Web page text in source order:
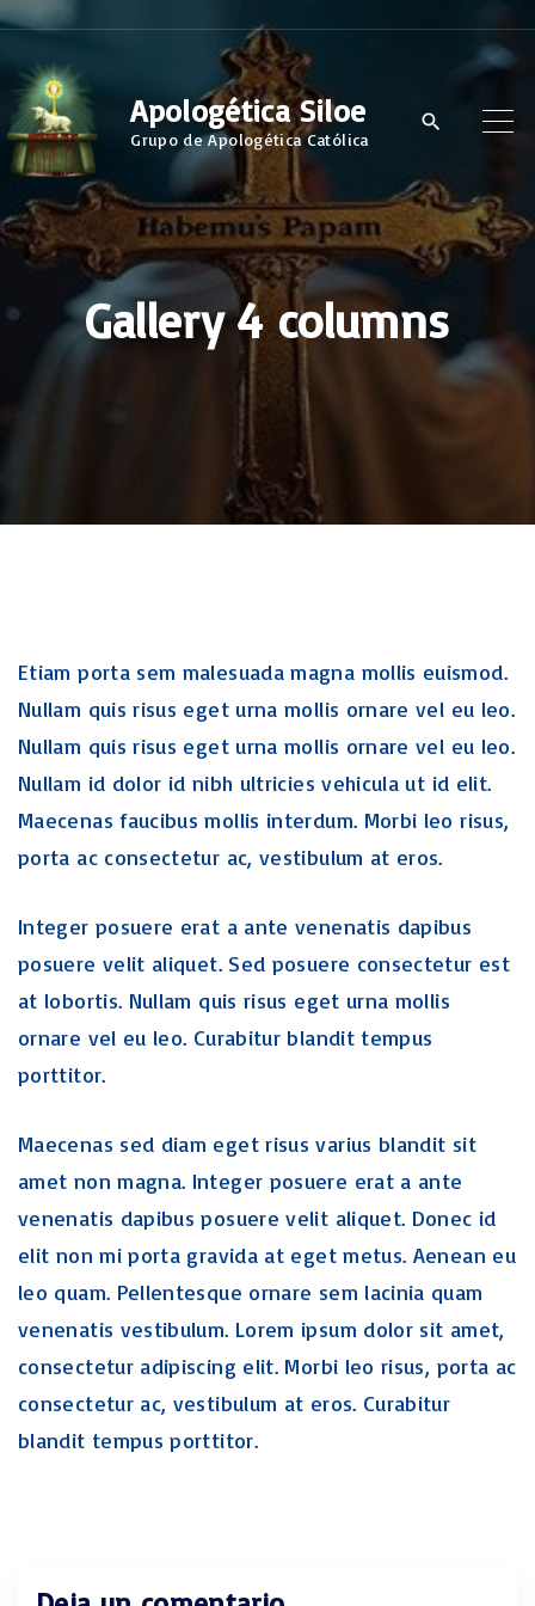
S
p
c
n
Apologética Siloe
Grupo de Apologética Católica
Gallery 4 columns
Etiam porta sem malesuada magna mollis euismod.
Nullam quis risus eget urna mollis ornare vel eu leo.
Nullam quis risus eget urna mollis ornare vel eu leo.
Nullam id dolor id nibh ultricies vehicula ut id elit.
Maecenas faucibus mollis interdum. Morbi leo risus,
porta ac consectetur ac, vestibulum at eros.
Integer posuere erat a ante venenatis dapibus
posuere velit aliquet. Sed posuere consectetur est
at lobortis. Nullam quis risus eget urna mollis
ornare vel eu leo. Curabitur blandit tempus
porttitor.
Maecenas sed diam eget risus varius blandit sit
amet non magna. Integer posuere erat a ante
venenatis dapibus posuere velit aliquet. Donec id
elit non mi porta gravida at eget metus. Aenean eu
leo quam. Pellentesque ornare sem lacinia quam
venenatis vestibulum. Lorem ipsum dolor sit amet,
consectetur adipiscing elit. Morbi leo risus, porta ac
consectetur ac, vestibulum at eros. Curabitur
blandit tempus porttitor.